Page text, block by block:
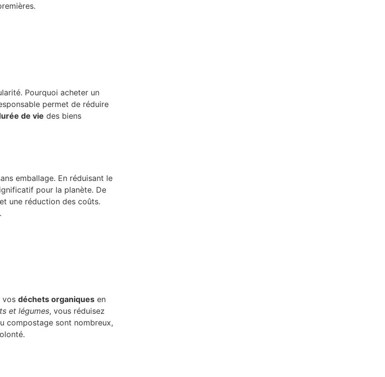
Pourquoi acheter un
permet de réduire
de vie des biens
emballage. En réduisant le
pour la planète. De
une réduction des coûts.
vos déchets organiques en
et légumes, vous réduisez
compostage sont nombreux,